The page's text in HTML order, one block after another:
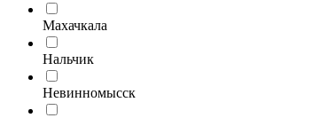
Махачкала
Нальчик
Невинномысск